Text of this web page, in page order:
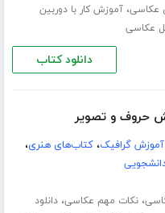
عکاسی،آموزش کار با دوربین
عکاسی
دانلود کتاب
حروف و تصویر
گرافیک،کتاب‌های هنری،
،نکات مهم عکاسی،دانلود